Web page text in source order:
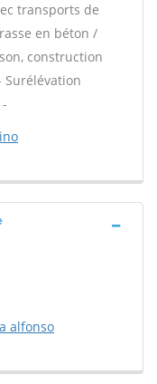
transports de
en béton /
construction
Surélévation
alfonso